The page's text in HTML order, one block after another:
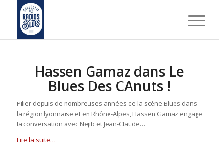
Hassen Gamaz dans Le
Blues Des CAnuts !
Pilier depuis de nombreuses années de la scène Blues dans
la région lyonnaise et en Rhône-Alpes, Hassen Gamaz engage
la conversation avec Nejib et Jean-Claude…
Lire la suite…